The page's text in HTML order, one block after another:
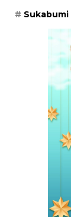
Sukabumi